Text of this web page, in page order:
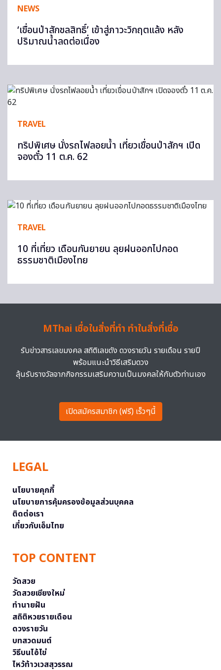
NEWS
‘เขื่อนป่าสักชลสิทธิ์’ เข้าสู่ภาวะวิกฤตแล้ง หลัง
ปริมาณน้ำลดต่อเนื่อง
TRAVEL
ทริปพิเศษ นั่งรถไฟลอยน้ำ เที่ยวเขื่อนป่าสักฯ เปิด
จองตั๋ว 11 ต.ค. 62
TRAVEL
10 ที่เที่ยว เดือนกันยายน ลุยฝนออกไปกอด
ธรรมชาติเมืองไทย
MThai เชื่อในสิ่งที่ทำ ทำในสิ่งที่เชื่อ
รับข่าวสารเลขมงคล สถิติเลขดัง ดวงรายวัน รายเดือน รายปี
พร้อมแนะนำวิธีเสริมดวง
ลุ้นรับรางวัลจากกิจกรรมเสริมความเป็นมงคลให้กับตัวท่านเอง
เปิดสมัครสมาชิก (ฟรี) เร็วๆนี้
LEGAL
นโยบายคุกกี้
นโยบายการคุ้มครองข้อมูลส่วนบุคคล
ติดต่อเรา
เกี่ยวกับเอ็มไทย
TOP CONTENT
วัดสวย
วัดสวยเชียงใหม่
ทำนายฝัน
สถิติหวยรายเดือน
ดวงรายวัน
บทสวดมนต์
วิธีบนไอ้ไข่
ไหว้ท้าวเวสสุวรรณ